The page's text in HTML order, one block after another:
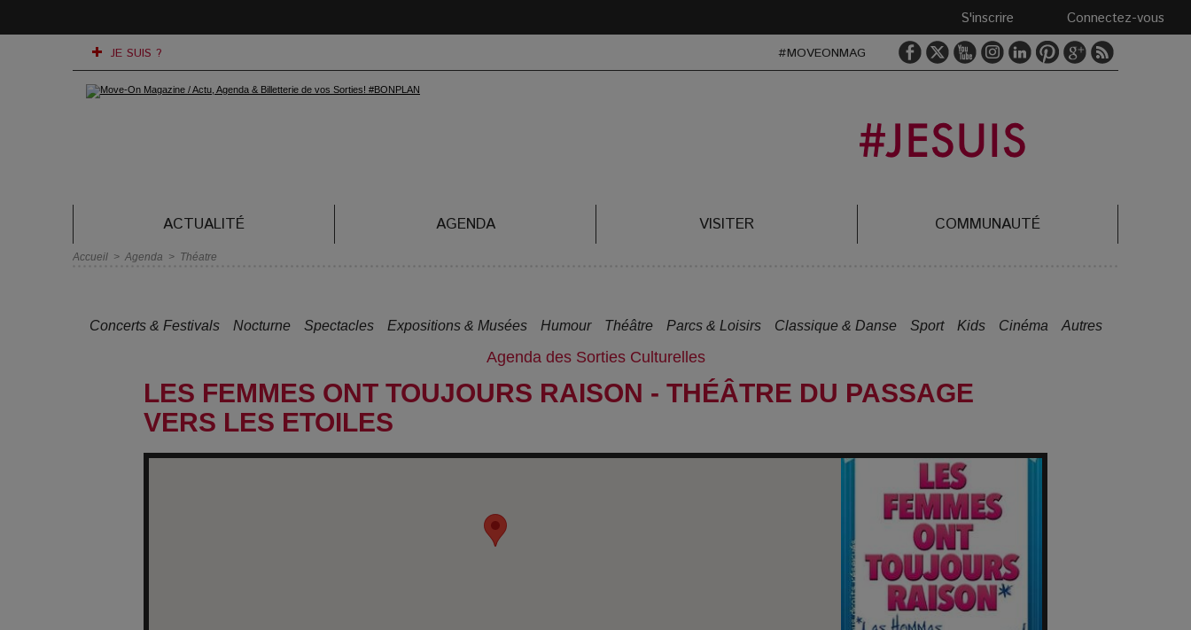
Connectez-vous
S'inscrire
JE SUIS ? #MOVEONMAG
ACTUALITÉ AGENDA VISITER COMMUNAUTÉ
Accueil > Agenda > Théatre
Concerts & Festivals Nocturne Spectacles Expositions & Musées Humour Théâtre Parcs & Loisirs Classique & Danse Sport Kids Cinéma Autres
Agenda des Sorties Culturelles
LES FEMMES ONT TOUJOURS RAISON - THÉÂTRE DU PASSAGE
VERS LES ETOILES